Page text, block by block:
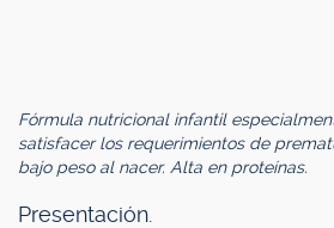
Fórmula nutricional infantil
satisfacer los requerimientos de
bajo peso al nacer. Alta en proteínas.
Presentación.